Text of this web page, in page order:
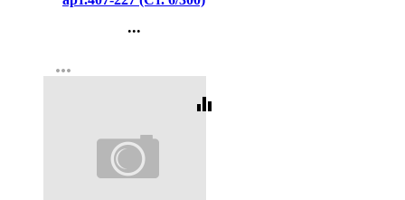
...
Регистрация
more_horiz
equalizer